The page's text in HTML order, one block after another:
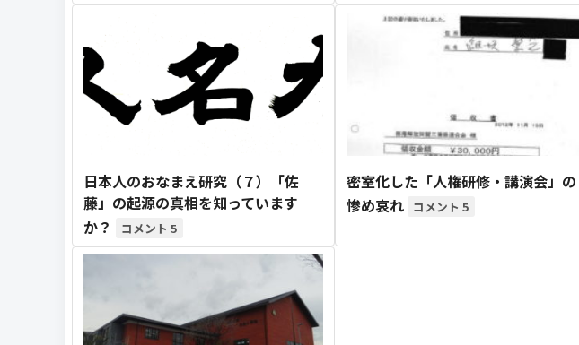
日本人のおなまえ研究（７）「佐
藤」の起源の真相を知っています
か？
5
密室化した「人権研修・講演会」の
惨め哀れ
5